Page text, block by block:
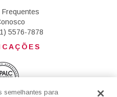
5576-7878
semelhantes para